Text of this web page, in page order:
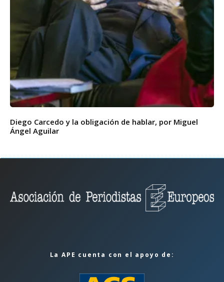
Diego Carcedo y la obligación de hablar, por Miguel
Ángel Aguilar
La APE cuenta con el apoyo de: